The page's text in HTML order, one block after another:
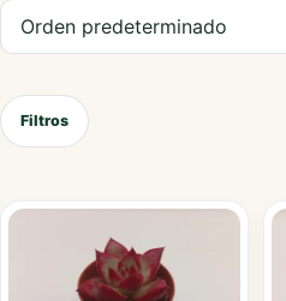
Ordenar productos
Filtros